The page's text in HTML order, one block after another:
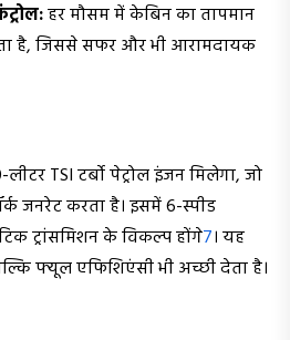
हर मौसम में केबिन का तापमान
है, जिससे सफर और भी आरामदायक
TSI टर्बो पेट्रोल इंजन मिलेगा, जो
जनरेट करता है। इसमें 6-स्पीड
ट्रांसमिशन के विकल्प होंगे7। यह
फ्यूल एफिशिएंसी भी अच्छी देता है।